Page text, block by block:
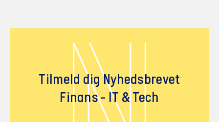
Tilmeld dig Nyhedsbrevet
Finans - IT & Tech